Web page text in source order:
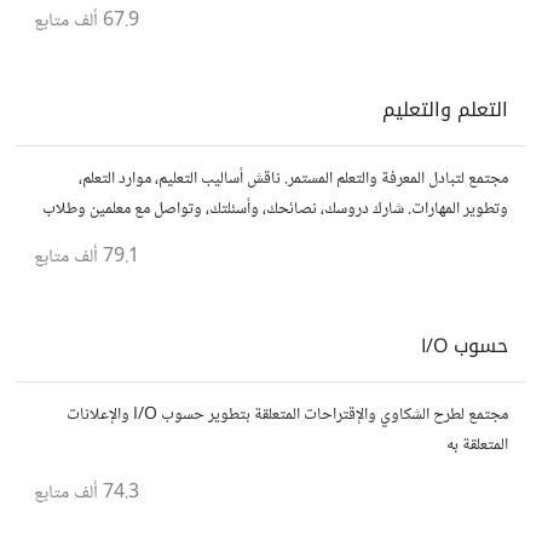
67.9 ألف متابع
التعلم والتعليم
مجتمع لتبادل المعرفة والتعلم المستمر. ناقش أساليب التعليم، موارد التعلم،
وتطوير المهارات. شارك دروسك، نصائحك، وأسئلتك، وتواصل مع معلمين وطلاب
79.1 ألف متابع
حسوب I/O
مجتمع لطرح الشكاوي والإقتراحات المتعلقة بتطوير حسوب I/O والإعلانات
المتعلقة به
74.3 ألف متابع